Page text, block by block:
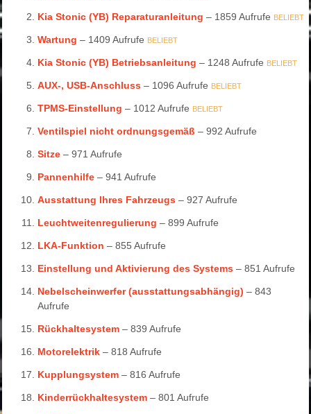
Kia Stonic (YB) Reparaturanleitung – 1859 Aufrufe BELIEBT
Wartung – 1409 Aufrufe BELIEBT
Kia Stonic (YB) Betriebsanleitung – 1248 Aufrufe BELIEBT
AUX-, USB-Anschluss – 1096 Aufrufe BELIEBT
TPMS-Einstellung – 1012 Aufrufe BELIEBT
Ventilspiel nicht ordnungsgemäß – 992 Aufrufe
Sitze – 971 Aufrufe
Pannenhilfe – 941 Aufrufe
Ausstattung Ihres Fahrzeugs – 927 Aufrufe
Leuchtweitenregulierung – 899 Aufrufe
LKA-Funktion – 855 Aufrufe
Einstellung und Aktivierung des Systems – 851 Aufrufe
Nebelscheinwerfer (ausstattungsabhängig) – 843
Aufrufe
Rückhaltesystem – 839 Aufrufe
Motorelektrik – 818 Aufrufe
Kupplungsystem – 816 Aufrufe
Kinderrückhaltesystem – 801 Aufrufe